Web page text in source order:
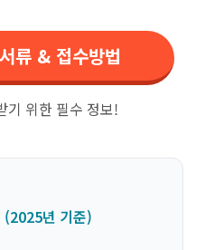
류 & 접수방법
위한 필수 정보!
(2025년 기준)